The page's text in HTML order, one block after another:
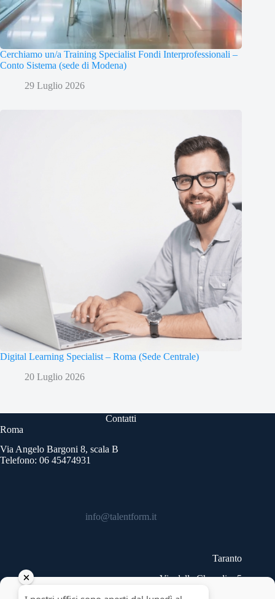
Cerchiamo un/a Training Specialist Fondi Interprofessionali –
Conto Sistema (sede di Modena)
29 Luglio 2026
Digital Learning Specialist – Roma (Sede Centrale)
20 Luglio 2026
Contatti
Roma
Via Angelo Bargoni 8, scala B
Telefono: 06 45474931
info@talentform.it
Taranto
Via delle Cheradi n.5